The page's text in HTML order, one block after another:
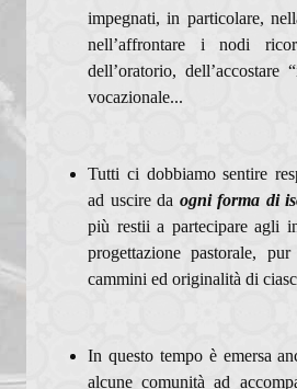
impegnati, in particolare,
nell’affrontare i nodi
dell’oratorio, dell’accostare
vocazionale...
Tutti ci dobbiamo sentire
ad uscire da ogni forma di
più restii a partecipare agli
progettazione pastorale,
cammini ed originalità di
In questo tempo è emersa
alcune comunità ad